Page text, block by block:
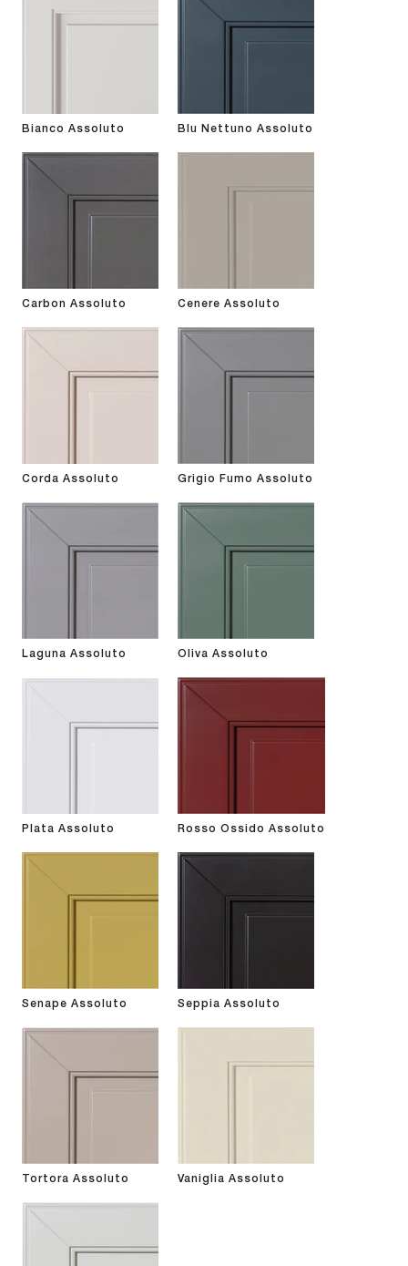
Bianco Assoluto Blu Nettuno Assoluto
Carbon Assoluto Cenere Assoluto
Corda Assoluto Grigio Fumo Assoluto
Laguna Assoluto Oliva Assoluto
Plata Assoluto Rosso Ossido Assoluto
Senape Assoluto Seppia Assoluto
Tortora Assoluto Vaniglia Assoluto